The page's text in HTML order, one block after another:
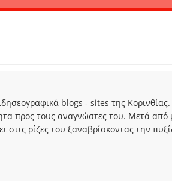
blogs - sites της Κορινθίας.
προς τους αναγνώστες του. Μετά από
στις ρίζες του ξαναβρίσκοντας την